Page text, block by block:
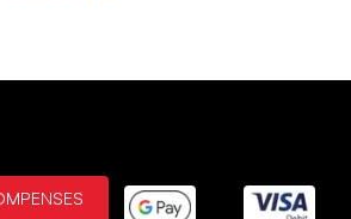
choices. Staff was more than helpful